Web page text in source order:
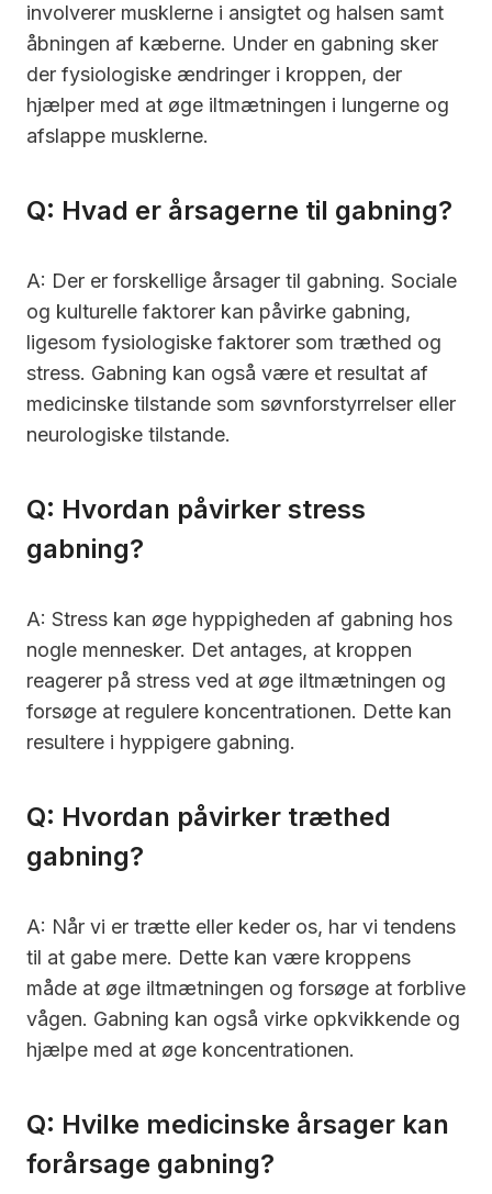
involverer musklerne i ansigtet og halsen samt
åbningen af kæberne. Under en gabning sker
der fysiologiske ændringer i kroppen, der
hjælper med at øge iltmætningen i lungerne og
afslappe musklerne.
Q: Hvad er årsagerne til gabning?
A: Der er forskellige årsager til gabning. Sociale
og kulturelle faktorer kan påvirke gabning,
ligesom fysiologiske faktorer som træthed og
stress. Gabning kan også være et resultat af
medicinske tilstande som søvnforstyrrelser eller
neurologiske tilstande.
Q: Hvordan påvirker stress
gabning?
A: Stress kan øge hyppigheden af gabning hos
nogle mennesker. Det antages, at kroppen
reagerer på stress ved at øge iltmætningen og
forsøge at regulere koncentrationen. Dette kan
resultere i hyppigere gabning.
Q: Hvordan påvirker træthed
gabning?
A: Når vi er trætte eller keder os, har vi tendens
til at gabe mere. Dette kan være kroppens
måde at øge iltmætningen og forsøge at forblive
vågen. Gabning kan også virke opkvikkende og
hjælpe med at øge koncentrationen.
Q: Hvilke medicinske årsager kan
forårsage gabning?